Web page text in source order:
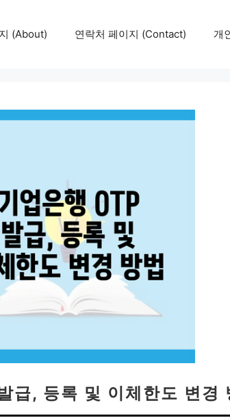
(About) 연락처 페이지 (Contact) 개
급, 등록 및 이체한도 변경